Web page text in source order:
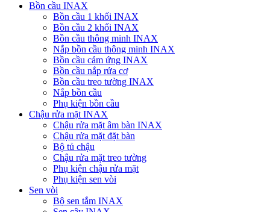
Bồn cầu INAX
Bồn cầu 1 khối INAX
Bồn cầu 2 khối INAX
Bồn cầu thông minh INAX
Nắp bồn cầu thông minh INAX
Bồn cầu cảm ứng INAX
Bồn cầu nắp rửa cơ
Bồn cầu treo tường INAX
Nắp bồn cầu
Phụ kiện bồn cầu
Chậu rửa mặt INAX
Chậu rửa mặt âm bàn INAX
Chậu rửa mặt đặt bàn
Bộ tủ chậu
Chậu rửa mặt treo tường
Phụ kiện chậu rửa mặt
Phụ kiện sen vòi
Sen vòi
Bộ sen tắm INAX